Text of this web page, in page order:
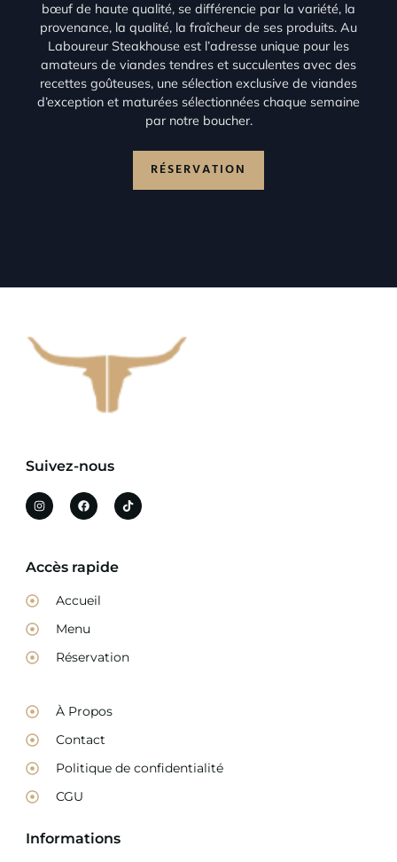
bœuf de haute qualité, se différencie par la variété, la
provenance, la qualité, la fraîcheur de ses produits. Au
Laboureur Steakhouse est l’adresse unique pour les
amateurs de viandes tendres et succulentes avec des
recettes goûteuses, une sélection exclusive de viandes
d’exception et maturées sélectionnées chaque semaine
par notre boucher.
RÉSERVATION
Suivez-nous
Accès rapide
Accueil
Menu
Réservation
À Propos
Contact
Politique de confidentialité
CGU
Informations